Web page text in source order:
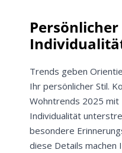
Trends geben
Ihr persönlicher Stil.
Wohntrends 2025 mit
Individualität
besondere
diese Details machen